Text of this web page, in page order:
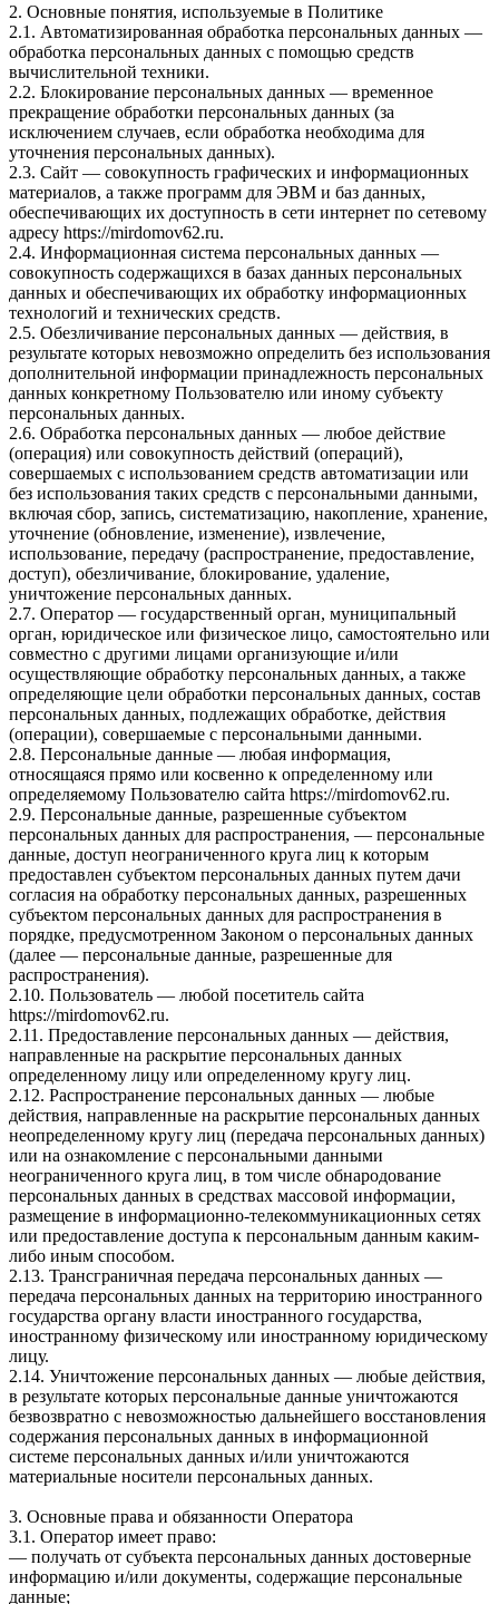
2. Основные понятия, используемые в Политике
2.1. Автоматизированная обработка персональных данных —
обработка персональных данных с помощью средств
вычислительной техники.
2.2. Блокирование персональных данных — временное
прекращение обработки персональных данных (за
исключением случаев, если обработка необходима для
уточнения персональных данных).
2.3. Сайт — совокупность графических и информационных
материалов, а также программ для ЭВМ и баз данных,
обеспечивающих их доступность в сети интернет по сетевому
адресу https://mirdomov62.ru.
2.4. Информационная система персональных данных —
совокупность содержащихся в базах данных персональных
данных и обеспечивающих их обработку информационных
технологий и технических средств.
2.5. Обезличивание персональных данных — действия, в
результате которых невозможно определить без использования
дополнительной информации принадлежность персональных
данных конкретному Пользователю или иному субъекту
персональных данных.
2.6. Обработка персональных данных — любое действие
(операция) или совокупность действий (операций),
совершаемых с использованием средств автоматизации или
без использования таких средств с персональными данными,
включая сбор, запись, систематизацию, накопление, хранение,
уточнение (обновление, изменение), извлечение,
использование, передачу (распространение, предоставление,
доступ), обезличивание, блокирование, удаление,
уничтожение персональных данных.
2.7. Оператор — государственный орган, муниципальный
орган, юридическое или физическое лицо, самостоятельно или
совместно с другими лицами организующие и/или
осуществляющие обработку персональных данных, а также
определяющие цели обработки персональных данных, состав
персональных данных, подлежащих обработке, действия
(операции), совершаемые с персональными данными.
2.8. Персональные данные — любая информация,
относящаяся прямо или косвенно к определенному или
определяемому Пользователю сайта https://mirdomov62.ru.
2.9. Персональные данные, разрешенные субъектом
персональных данных для распространения, — персональные
данные, доступ неограниченного круга лиц к которым
предоставлен субъектом персональных данных путем дачи
согласия на обработку персональных данных, разрешенных
субъектом персональных данных для распространения в
порядке, предусмотренном Законом о персональных данных
(далее — персональные данные, разрешенные для
распространения).
2.10. Пользователь — любой посетитель сайта
https://mirdomov62.ru.
2.11. Предоставление персональных данных — действия,
направленные на раскрытие персональных данных
определенному лицу или определенному кругу лиц.
2.12. Распространение персональных данных — любые
действия, направленные на раскрытие персональных данных
неопределенному кругу лиц (передача персональных данных)
или на ознакомление с персональными данными
неограниченного круга лиц, в том числе обнародование
персональных данных в средствах массовой информации,
размещение в информационно-телекоммуникационных сетях
или предоставление доступа к персональным данным каким-
либо иным способом.
2.13. Трансграничная передача персональных данных —
передача персональных данных на территорию иностранного
государства органу власти иностранного государства,
иностранному физическому или иностранному юридическому
лицу.
2.14. Уничтожение персональных данных — любые действия,
в результате которых персональные данные уничтожаются
безвозвратно с невозможностью дальнейшего восстановления
содержания персональных данных в информационной
системе персональных данных и/или уничтожаются
материальные носители персональных данных.
3. Основные права и обязанности Оператора
3.1. Оператор имеет право:
— получать от субъекта персональных данных достоверные
информацию и/или документы, содержащие персональные
данные;